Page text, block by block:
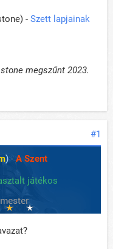
- Szett lapjainak
megszűnt 2023.
#1
) - A Szent
játékos